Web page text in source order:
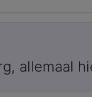
allemaal